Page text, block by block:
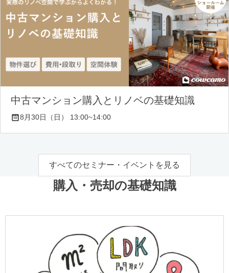
中古マンション購入とリノベの基礎知識
8月30日（日） 13:00~14:00
すべてのセミナー・イベントを見る
購入・売却の基礎知識